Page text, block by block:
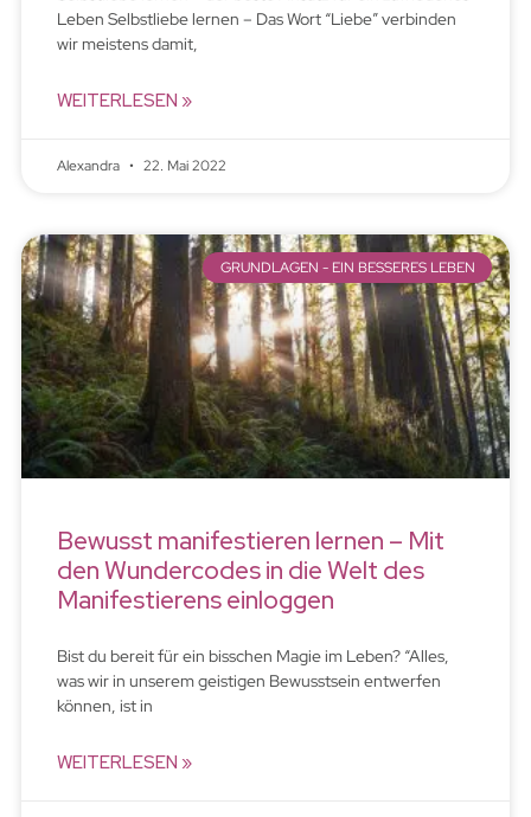
Leben Selbstliebe lernen – Das Wort “Liebe” verbinden
wir meistens damit,
WEITERLESEN »
Alexandra 22. Mai 2022
GRUNDLAGEN - EIN BESSERES LEBEN
Bewusst manifestieren lernen – Mit
den Wundercodes in die Welt des
Manifestierens einloggen
Bist du bereit für ein bisschen Magie im Leben? “Alles,
was wir in unserem geistigen Bewusstsein entwerfen
können, ist in
WEITERLESEN »